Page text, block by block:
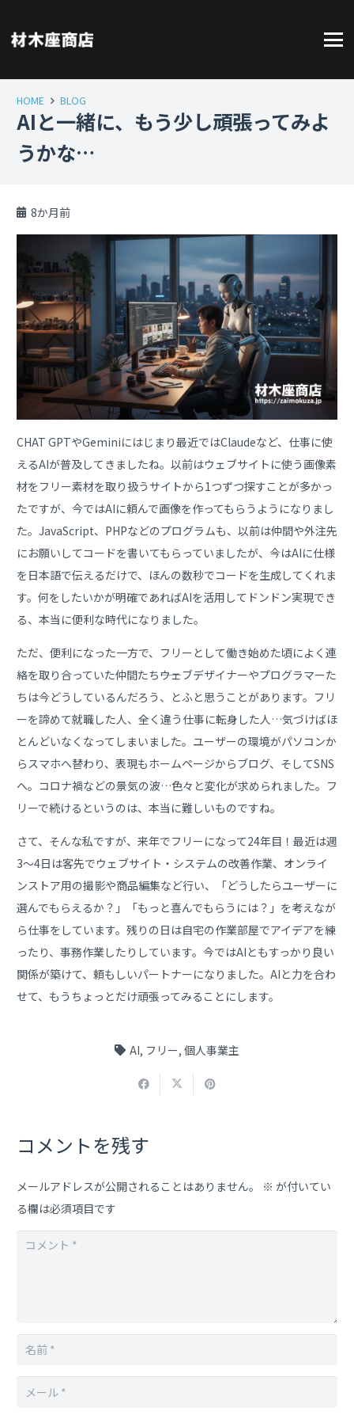
HOME BLOG
AIと一緒に、もう少し頑張ってみよ
うかな…
8か月前
CHAT GPTやGeminiにはじまり最近ではClaudeなど、仕事に使
えるAIが普及してきましたね。以前はウェブサイトに使う画像素
材をフリー素材を取り扱うサイトから1つずつ探すことが多かっ
たですが、今ではAIに頼んで画像を作ってもらうようになりまし
た。JavaScript、PHPなどのプログラムも、以前は仲間や外注先
にお願いしてコードを書いてもらっていましたが、今はAIに仕様
を日本語で伝えるだけで、ほんの数秒でコードを生成してくれま
す。何をしたいかが明確であればAIを活用してドンドン実現でき
る、本当に便利な時代になりました。
ただ、便利になった一方で、フリーとして働き始めた頃によく連
絡を取り合っていた仲間たち――ウェブデザイナーやプログラマーた
ちは今どうしているんだろう、とふと思うことがあります。フリ
ーを諦めて就職した人、全く違う仕事に転身した人…気づけばほ
とんどいなくなってしまいました。ユーザーの環境がパソコンか
らスマホへ替わり、表現もホームページからブログ、そしてSNS
へ。コロナ禍などの景気の波…色々と変化が求められました。フ
リーで続けるというのは、本当に難しいものですね。
さて、そんな私ですが、来年でフリーになって24年目！最近は週
3～4日は客先でウェブサイト・システムの改善作業、オンライ
ンストア用の撮影や商品編集など行い、「どうしたらユーザーに
選んでもらえるか？」「もっと喜んでもらうには？」を考えなが
ら仕事をしています。残りの日は自宅の作業部屋でアイデアを練
ったり、事務作業したりしています。今ではAIともすっかり良い
関係が築けて、頼もしいパートナーになりました。AIと力を合わ
せて、もうちょっとだけ頑張ってみることにします。
AI, フリー,個人事業主
コメントを残す
メールアドレスが公開されることはありません。 ※ が付いてい
る欄は必須項目です